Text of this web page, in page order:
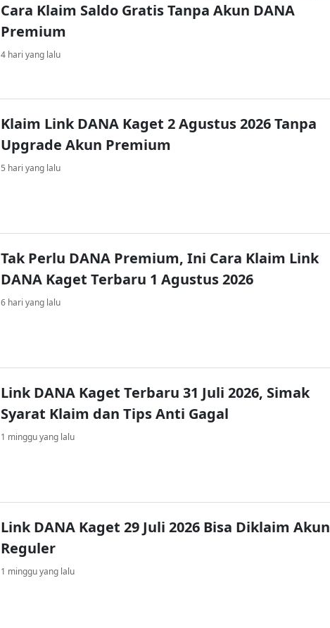
Cara Klaim Saldo Gratis Tanpa Akun DANA
Premium
4 hari yang lalu
Klaim Link DANA Kaget 2 Agustus 2026 Tanpa
Upgrade Akun Premium
5 hari yang lalu
Tak Perlu DANA Premium, Ini Cara Klaim Link
DANA Kaget Terbaru 1 Agustus 2026
6 hari yang lalu
Link DANA Kaget Terbaru 31 Juli 2026, Simak
Syarat Klaim dan Tips Anti Gagal
1 minggu yang lalu
Link DANA Kaget 29 Juli 2026 Bisa Diklaim Akun
Reguler
1 minggu yang lalu